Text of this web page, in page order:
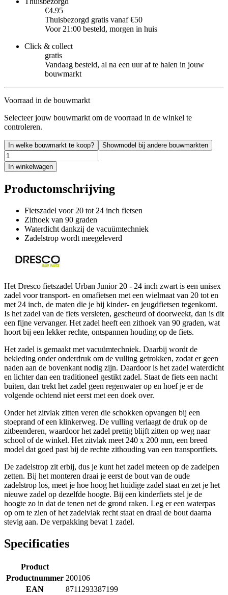
€4.95
Thuisbezorgd gratis vanaf €50
Voor 21:00 besteld, morgen in huis
Click & collect
gratis
Vandaag besteld, al na een uur af te halen in jouw
bouwmarkt
Voorraad in de bouwmarkt
Selecteer jouw bouwmarkt om de voorraad in de winkel te
controleren.
In welke bouwmarkt te koop? Showmodel bij andere bouwmarkten
In winkelwagen
Productomschrijving
Fietszadel voor 20 tot 24 inch fietsen
Zithoek van 90 graden
Waterdicht dankzij de vacuümtechniek
Zadelstrop wordt meegeleverd
Het Dresco fietszadel Urban Junior 20 - 24 inch zwart is een unisex
zadel voor transport- en omafietsen met een wielmaat van 20 tot en
met 24 inch, de maten die je bij kinder- en jeugdfietsen tegenkomt.
Is het zadel van de fiets versleten, gescheurd of doorweekt, dan is dit
een fijne vervanger. Het zadel heeft een zithoek van 90 graden, wat
hoort bij een lekker rechte, ontspannen houding op de fiets.
Het zadel is gemaakt met vacuümtechniek. Daarbij wordt de
bekleding onder onderdruk om de vulling getrokken, zodat er geen
naden aan de bovenkant nodig zijn. Daardoor is het zadel waterdicht
en lichter dan een traditioneel gestikt zadel. Staat de fiets een nacht
buiten, dan trekt het zadel geen regenwater op en hoef je er de
volgende ochtend niet eerst met een doek over.
Onder het zitvlak zitten veren die schokken opvangen bij een
stoeprand of een klinkerweg. De vulling verlaagt de druk op de
zitbeenderen, waardoor het zadel prettig blijft zitten op weg naar
school of de winkel. Het zitvlak meet 240 x 200 mm, een breed
model dat goed past bij de rechte zithouding van een transportfiets.
De zadelstrop zit erbij, dus je kunt het zadel meteen op de zadelpen
zetten. Bij het monteren draai je eerst de bout van de oude
zadelstrop los, meet je hoe hoog het huidige zadel staat en zet je het
nieuwe zadel op dezelfde hoogte. Bij een kinderfiets stel je de
hoogte zo in dat de tenen net de grond raken. Leg er een waterpas
op om te zien of het zadelvlak recht staat en draai de bout daarna
stevig aan. De verpakking bevat 1 zadel.
Specificaties
Product
Productnummer 200106
EAN
8711293387199